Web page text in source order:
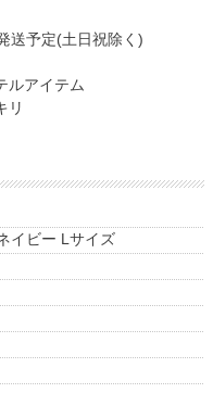
送予定(土日祝除く)
ルアイテム
リ
イビー Lサイズ